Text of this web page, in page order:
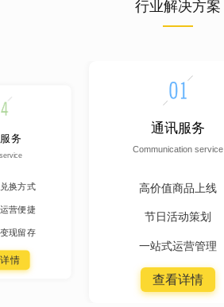
行业解决方案
务
换方式
营便捷
现留存
情
通讯服务
Communication service
高价值商品上线
节日活动策划
一站式运营管理
查看详情